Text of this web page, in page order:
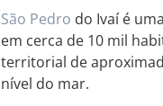
São Pedro do Ivaí é
em cerca de 10 mil
territorial de
nível do mar.